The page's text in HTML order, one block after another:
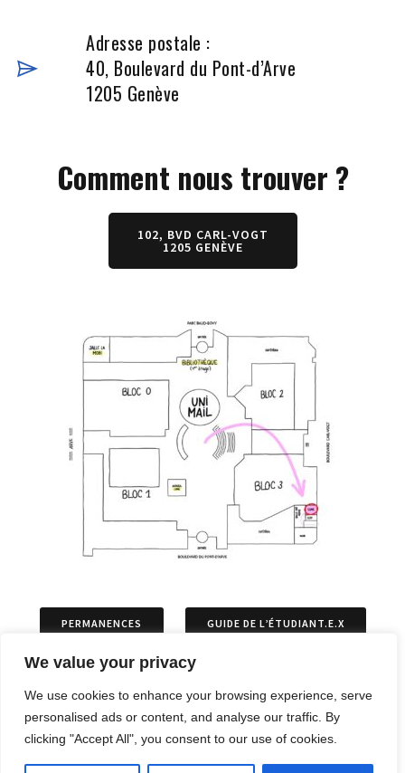
We value your privacy
We use cookies to enhance your browsing experience, serve
personalised ads or content, and analyse our traffic. By
clicking "Accept All", you consent to our use of cookies.
Adresse postale :
40, Boulevard du Pont-d’Arve
1205 Genève
Comment nous trouver ?
102, BVD CARL-VOGT
1205 GENÈVE
PERMANENCES GUIDE DE L’ÉTUDIANT.E.X
ARTICLES OPPOSITIONS ET RECOURS